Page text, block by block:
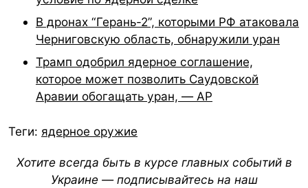
В дронах “Герань-2”, которыми РФ атаковала
Черниговскую область, обнаружили уран
Трамп одобрил ядерное соглашение,
которое может позволить Саудовской
Аравии обогащать уран, — AP
Теги: ядерное оружие
Хотите всегда быть в курсе главных событий в
Украине — подписывайтесь на наш